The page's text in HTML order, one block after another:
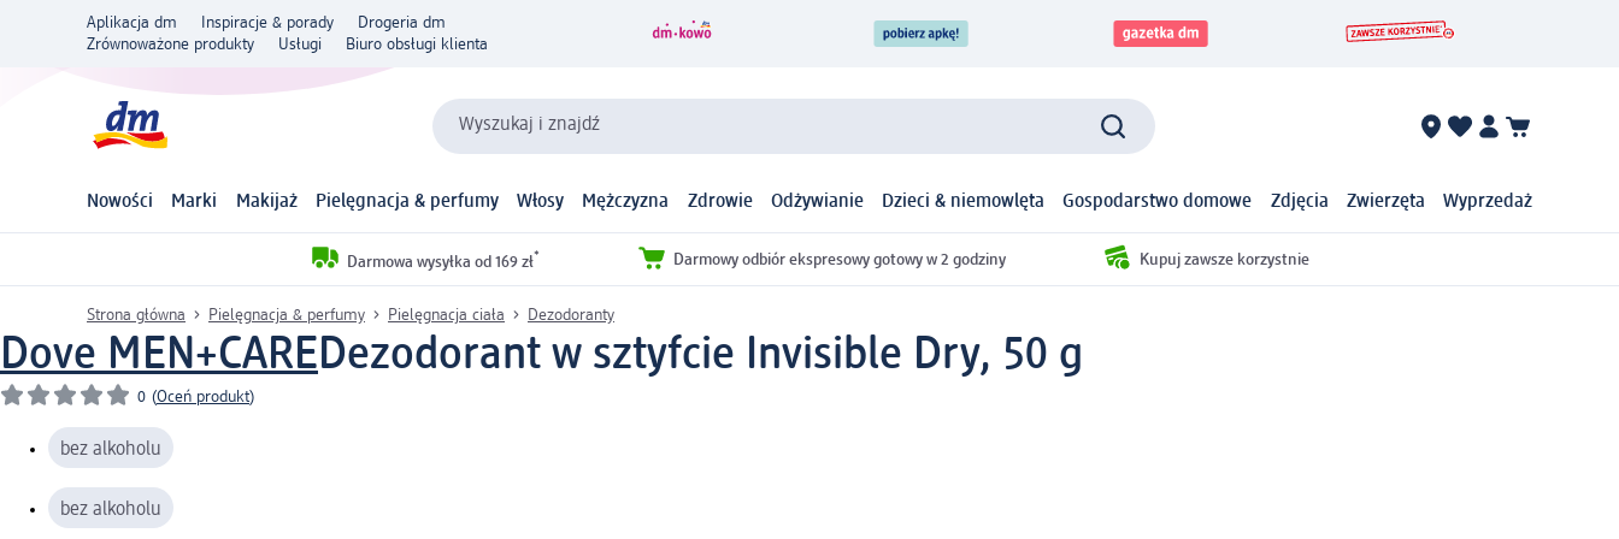
Aplikacja dm Inspiracje & porady
Drogeria dm
Zrównoważone produkty
Usługi Biuro obsługi klienta
Wyszukaj i znajdź
Nowości Marki Makijaż Pielęgnacja & perfumy Włosy Mężczyzna Zdrowie Odżywianie Dzieci & niemowlęta Gospodarstwo domowe Zdjęcia Zwierzęta Wyprzedaż
Darmowa wysyłka od 169 zł* Darmowy odbiór ekspresowy gotowy w 2 godziny Kupuj zawsze korzystnie
Strona główna Pielęgnacja & perfumy Pielęgnacja ciała Dezodoranty
Dove MEN+CAREDezodorant w sztyfcie Invisible Dry, 50 g
0 (Oceń produkt)
bez alkoholu
bez alkoholu